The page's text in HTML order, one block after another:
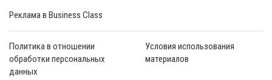
Реклама в Business Class
Политика в отношении
обработки персональных
данных
Условия использования
материалов